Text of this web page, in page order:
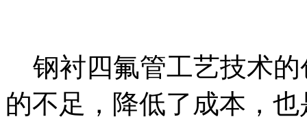
钢衬四氟管工艺技术的
的不足，降低了成本，